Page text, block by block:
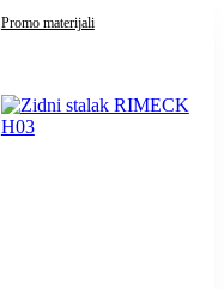
Promo materijali